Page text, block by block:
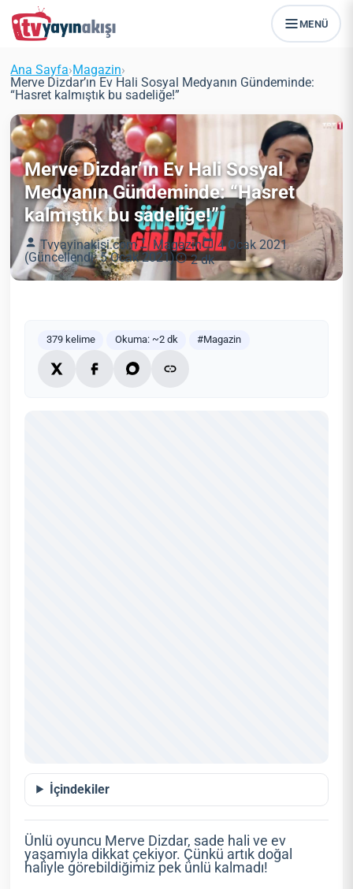
MENÜ
Ana Sayfa›Magazin›
Merve Dizdar’ın Ev Hali Sosyal Medyanın Gündeminde:
“Hasret kalmıştık bu sadeliğe!”
Merve Dizdar’ın Ev Hali Sosyal
Medyanın Gündeminde: “Hasret
kalmıştık bu sadeliğe!”
Tvyayinakisi.com Magazin
4 Ocak 2021
(Güncellendi: 5 Ocak 2021)
2 dk
379 kelime Okuma: ~2 dk #Magazin
İçindekiler
Ünlü oyuncu Merve Dizdar, sade hali ve ev
yaşamıyla dikkat çekiyor. Çünkü artık doğal
haliyle görebildiğimiz pek ünlü kalmadı!